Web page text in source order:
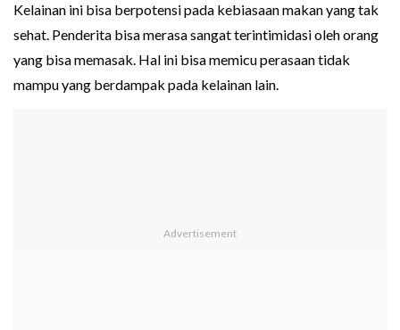
Kelainan ini bisa berpotensi pada kebiasaan makan yang tak
sehat. Penderita bisa merasa sangat terintimidasi oleh orang
yang bisa memasak. Hal ini bisa memicu perasaan tidak
mampu yang berdampak pada kelainan lain.